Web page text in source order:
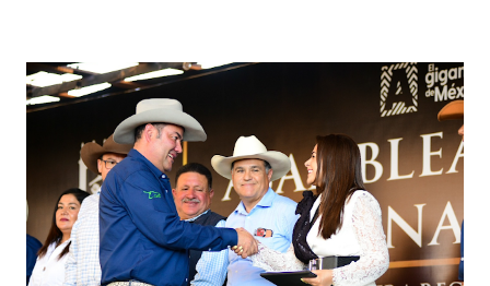
Corazón Urbano y el Municipio capital. Leo Montañez
informó que en este programa se usarán cerca de 90 mil
metros cuadrados de pintura, para dar inicio en la calle
Nieto, entre Jesús F. Elizondo y la calle 22 de Octubre, con
lo que se aplicará pintura en 66 casas. Posteriormente se
llevará este programa a Villas de Nuestra Señora de la
Asunción, Avenida Alameda y Decreto 27 de Septiembre, en